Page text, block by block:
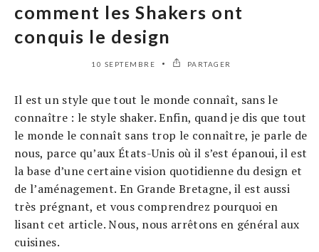
comment les Shakers ont
conquis le design
10 SEPTEMBRE PARTAGER
Il est un style que tout le monde connaît, sans le
connaître : le style shaker. Enfin, quand je dis que tout
le monde le connaît sans trop le connaître, je parle de
nous, parce qu’aux États-Unis où il s’est épanoui, il est
la base d’une certaine vision quotidienne du design et
de l’aménagement. En Grande Bretagne, il est aussi
très prégnant, et vous comprendrez pourquoi en
lisant cet article. Nous, nous arrêtons en général aux
cuisines.